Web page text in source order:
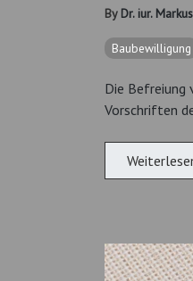
By Dr. iur.
Baubewilligung
Die Befreiung
Vorschriften